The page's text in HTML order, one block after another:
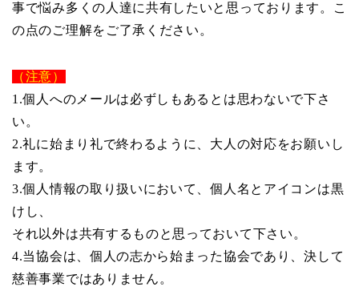
事で悩み多くの人達に共有したいと思っております。こ
の点のご理解をご了承ください。
（注意）
1.個人へのメールは必ずしもあるとは思わないで下さ
い。
2.礼に始まり礼で終わるように、大人の対応をお願いし
ます。
3.個人情報の取り扱いにおいて、個人名とアイコンは黒
けし、
それ以外は共有するものと思っておいて下さい。
4.当協会は、個人の志から始まった協会であり、決して
慈善事業ではありません。